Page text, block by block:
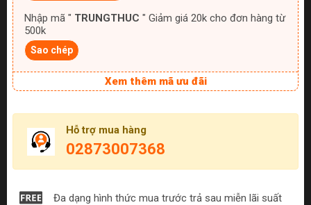
Nhập mã " TRUNGTHUC " Giảm giá 20k cho đơn hàng từ
500k
Sao chép
Xem thêm mã ưu đãi
Hỗ trợ mua hàng
02873007368
Đa dạng hình thức mua trước trả sau miễn lãi suất